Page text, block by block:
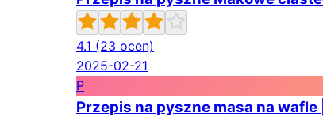
4.1 (23 ocen)
2025-02-21
P
Przepis na pyszne masa na